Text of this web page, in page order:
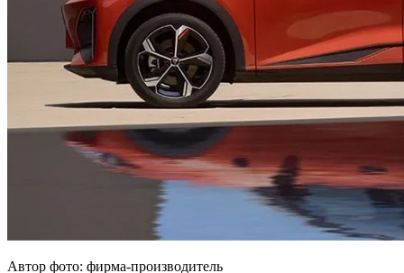
Автор фото: фирма-производитель